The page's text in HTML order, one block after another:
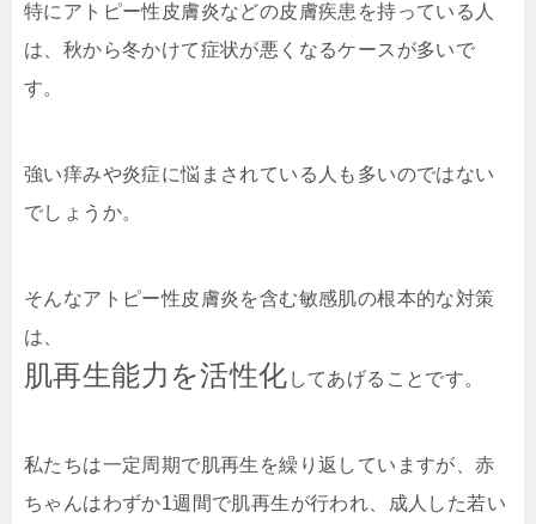
特にアトピー性皮膚炎などの皮膚疾患を持っている人
は、秋から冬かけて症状が悪くなるケースが多いで
す。
強い痒みや炎症に悩まされている人も多いのではない
でしょうか。
そんなアトピー性皮膚炎を含む敏感肌の根本的な対策
は、
肌再生能力を活性化 してあげることです。
私たちは一定周期で肌再生を繰り返していますが、赤
ちゃんはわずか1週間で肌再生が行われ、成人した若い